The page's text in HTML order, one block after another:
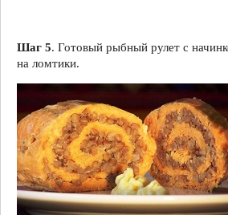
Шаг 5. Готовый рыбный рулет с
на ломтики.